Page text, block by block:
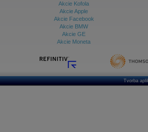
Akcie Kofola
Akcie Apple
Akcie Facebook
Akcie BMW
Akcie GE
Akcie Moneta
Tvorba